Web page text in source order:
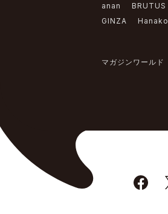
anan BRUTUS
GINZA
Hanako
マガジンワールド